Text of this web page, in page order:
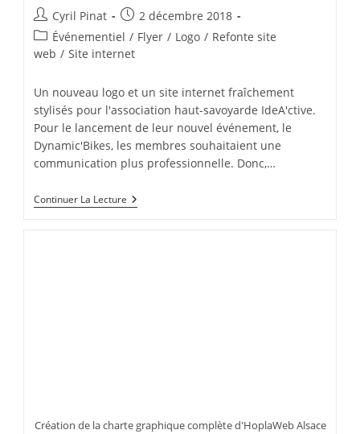
Auteur/autrice
de
la
Cyril Pinat
Publication
publiée :
2 décembre 2018
Post
category:
Événementiel / Flyer / Logo / Refonte site
web / Site internet
Un nouveau logo et un site internet fraîchement
stylisés pour l'association haut-savoyarde IdeA'ctive.
Pour le lancement de leur nouvel événement, le
Dynamic'Bikes, les membres souhaitaient une
communication plus professionnelle. Donc,…
Continuer La Lecture IdeA’ctive
:
Création de la charte graphique complète d'HoplaWeb Alsace